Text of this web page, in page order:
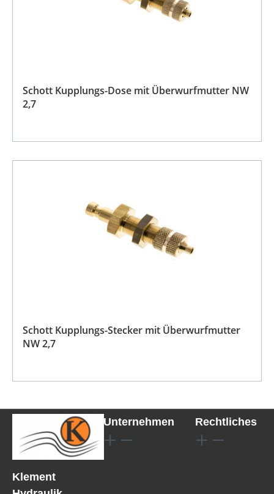
Schott Kupplungs-Dose mit Überwurfmutter NW
2,7
Schott Kupplungs-Stecker mit Überwurfmutter
NW 2,7
Klement
Unternehmen Rechtliches